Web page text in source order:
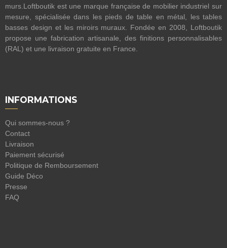
murs.Loftboutik est une marque française de mobilier industriel sur
mesure, spécialisée dans les pieds de table en métal, les tables
basses design et les miroirs muraux. Fondée en 2008, Loftboutik
propose une fabrication artisanale, des finitions personnalisables
(RAL) et une livraison gratuite en France.
INFORMATIONS
Qui sommes-nous ?
Contact
Livraison
Paiement sécurisé
Politique de Remboursement
Guide Déco
Presse
FAQ